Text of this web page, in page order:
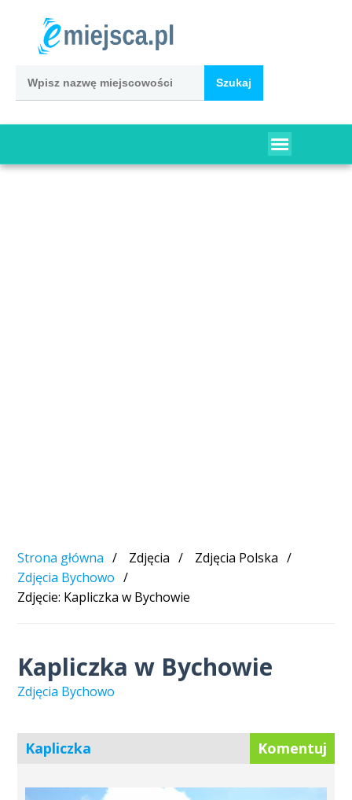
Strona główna Zdjęcia
Zdjęcia Polska
Zdjęcia Bychowo
Zdjęcie: Kapliczka w Bychowie
Kapliczka w Bychowie
Zdjęcia Bychowo
Kapliczka Komentuj